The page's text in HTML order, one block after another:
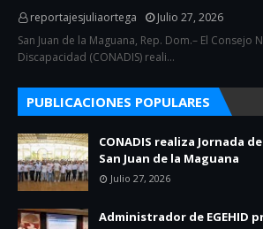
reportajesjuliaortega
Julio 27, 2026
San Juan de la Maguana, Rep. Dom.– El Consejo
Discapacidad (CONADIS) reali…
PUBLICACIONES POPULARES
CONADIS realiza Jornada
San Juan de la Maguana
Julio 27, 2026
Administrador de EGEHID